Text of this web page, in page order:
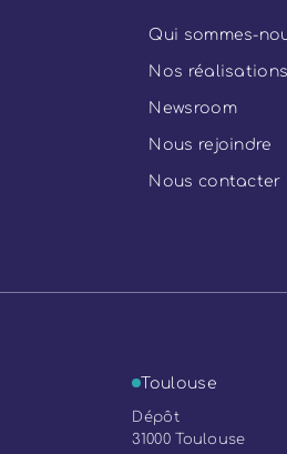
Qui sommes-
Nos réalisations
Newsroom
Nous rejoindre
Nous contacter
Toulouse
Dépôt
31000 Toulouse